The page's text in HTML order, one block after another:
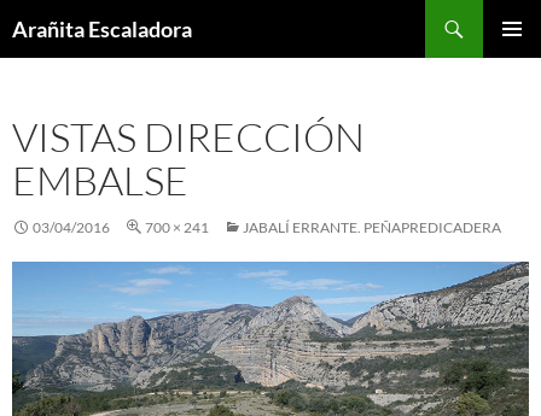
toArañita Escaladora
VISTAS DIRECCIÓN
EMBALSE
03/04/2016 700 × 241 JABALÍ ERRANTE. PEÑAPREDICADERA